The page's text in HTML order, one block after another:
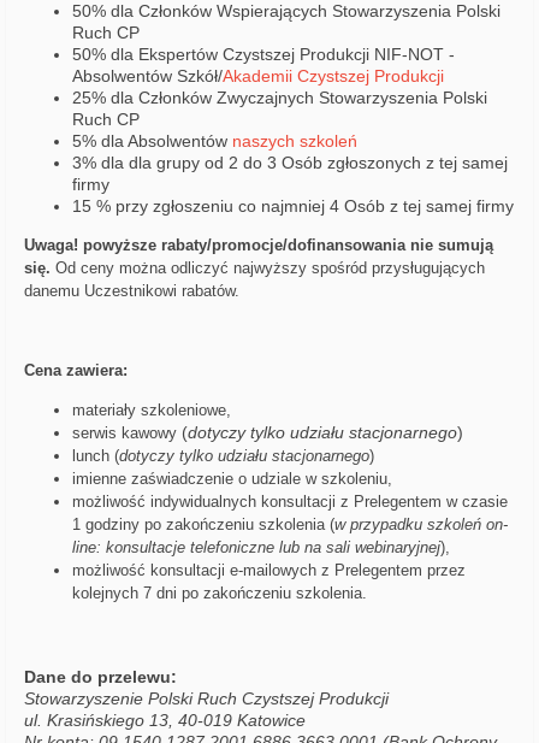
50% dla Członków Wspierających Stowarzyszenia Polski
Ruch CP
50% dla Ekspertów Czystszej Produkcji NIF-NOT -
Absolwentów Szkół/Akademii Czystszej Produkcji
25% dla Członków Zwyczajnych Stowarzyszenia Polski
Ruch CP
5% dla Absolwentów naszych szkoleń
3% dla dla grupy od 2 do 3 Osób zgłoszonych z tej samej
firmy
15 % przy zgłoszeniu co najmniej 4 Osób z tej samej firmy
Uwaga! powyższe rabaty/promocje/dofinansowania nie sumują
się. Od ceny można odliczyć najwyższy spośród przysługujących
danemu Uczestnikowi rabatów.
Cena zawiera:
materiały szkoleniowe,
serwis kawowy (dotyczy tylko udziału stacjonarnego)
lunch (dotyczy tylko udziału stacjonarnego)
imienne zaświadczenie o udziale w szkoleniu,
możliwość indywidualnych konsultacji z Prelegentem w czasie
1 godziny po zakończeniu szkolenia (w przypadku szkoleń on-
line: konsultacje telefoniczne lub na sali webinaryjnej),
możliwość konsultacji e-mailowych z Prelegentem przez
kolejnych 7 dni po zakończeniu szkolenia.
Dane do przelewu:
Stowarzyszenie Polski Ruch Czystszej Produkcji
ul. Krasińskiego 13, 40-019 Katowice